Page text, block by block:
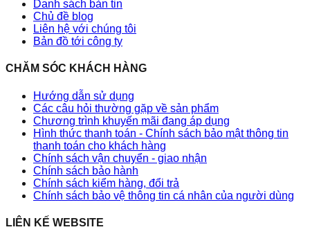
Danh sách bản tin
Chủ đề blog
Liên hệ với chúng tôi
Bản đồ tới công ty
CHĂM SÓC KHÁCH HÀNG
Hướng dẫn sử dụng
Các câu hỏi thường gặp về sản phẩm
Chương trình khuyến mãi đang áp dụng
Hình thức thanh toán - Chính sách bảo mật thông tin
thanh toán cho khách hàng
Chính sách vận chuyển - giao nhận
Chính sách bảo hành
Chính sách kiểm hàng, đổi trả
Chính sách bảo vệ thông tin cá nhân của người dùng
LIÊN KẾ WEBSITE